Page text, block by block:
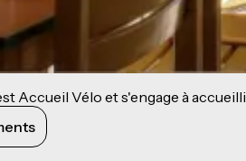
Accueil Vélo et s'engage à